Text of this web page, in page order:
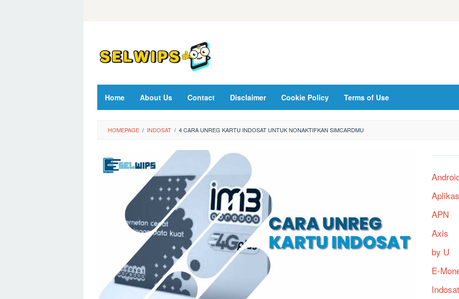
Home About Us Contact Disclaimer Cookie Policy Terms of Use
HOMEPAGE / INDOSAT / 4 CARA UNREG KARTU INDOSAT UNTUK NONAKTIFKAN SIMCARDMU
APN
Axis
by U
E-
Indosat